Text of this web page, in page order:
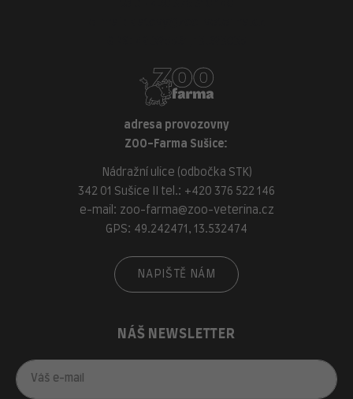
adresa provozovny
ZOO-Farma Sušice:
Nádražní ulice (odbočka STK)
342 01 Sušice II tel.: +420 376 522 146
e-mail: zoo-farma@zoo-veterina.cz
GPS: 49.242471, 13.532474
NAPIŠTĚ NÁM
NÁŠ NEWSLETTER